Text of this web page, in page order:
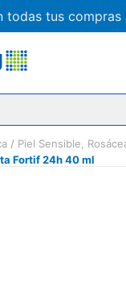
todas tus
Piel Sensible,
Fortif 24h 40 ml